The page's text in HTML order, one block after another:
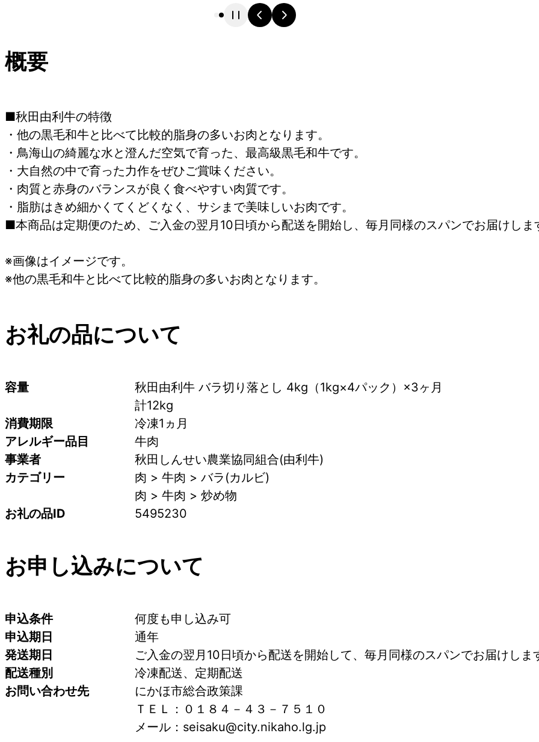
概要
■秋田由利牛の特徴
・他の黒毛和牛と比べて比較的脂身の多いお肉となります。
・鳥海山の綺麗な水と澄んだ空気で育った、最高級黒毛和牛です。
・大自然の中で育った力作をぜひご賞味ください。
・肉質と赤身のバランスが良く食べやすい肉質です。
・脂肪はきめ細かくてくどくなく、サシまで美味しいお肉です。
■本商品は定期便のため、ご入金の翌月10日頃から配送を開始し、毎月同様のスパンでお届けしま
※画像はイメージです。
※他の黒毛和牛と比べて比較的脂身の多いお肉となります。
お礼の品について
容量
秋田由利牛 バラ切り落とし 4kg（1kg×4パック）×3ヶ月
計12kg
消費期限
冷凍1ヵ月
アレルギー品目
牛肉
事業者
秋田しんせい農業協同組合(由利牛)
カテゴリー
肉 > 牛肉 > バラ(カルビ)
肉 > 牛肉 > 炒め物
お礼の品ID
5495230
お申し込みについて
申込条件
何度も申し込み可
申込期日
通年
発送期日
ご入金の翌月10日頃から配送を開始して、毎月同様のスパンでお届けしま
配送種別
冷凍配送、定期配送
お問い合わせ先
にかほ市総合政策課
ＴＥＬ：０１８４－４３－７５１０
メール：seisaku@city.nikaho.lg.jp